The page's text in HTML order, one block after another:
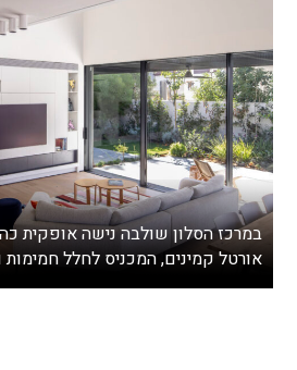
במרכז הסלון שולבה נישה אופקית
אורטל קמינים, המכניס לחלל חמימות